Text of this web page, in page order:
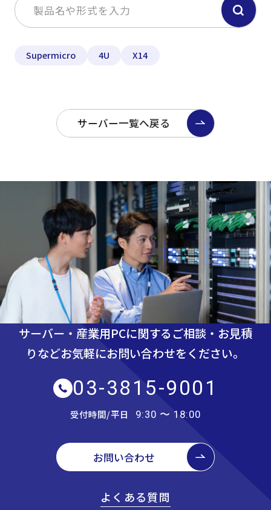
Supermicro 4U X14
サーバー一覧へ戻る
サーバー・産業用PCに関するご相談・お見積
りなどお気軽にお問い合わせをください。
03-3815-9001
受付時間/平日 9:30 〜 18:00
お問い合わせ
よくある質問